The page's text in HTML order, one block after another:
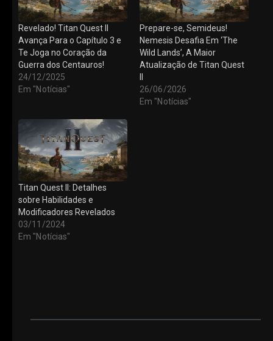
Revelado! Titan Quest II
Avança Para o Capítulo 3 e
Te Joga no Coração da
Guerra dos Centauros!
24/12/2025
Em "Notícias"
Prepare-se, Semideus!
Nemesis Desafia Em ‘The
Wild Lands’, A Maior
Atualização de Titan Quest
26/06/2026
Em "Notícias"
Titan Quest II: Detalhes
sobre Habilidades e
Modificadores Revelados
03/11/2024
Em "Notícias"